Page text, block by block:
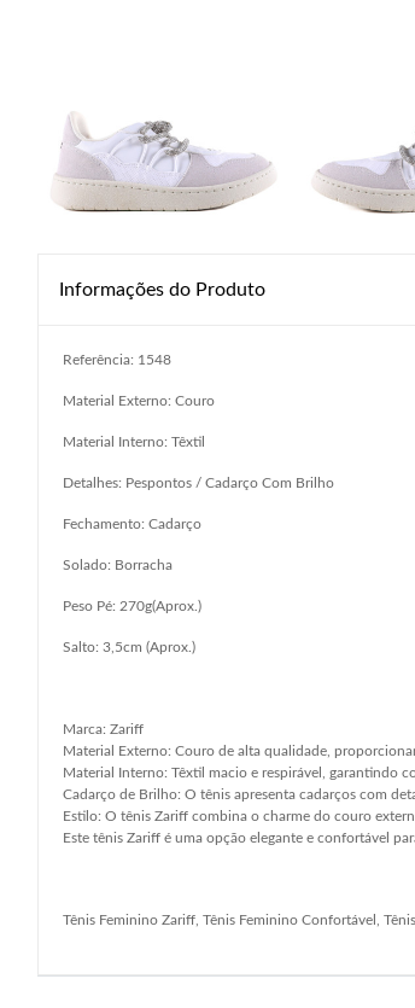
Informações do Produto
Referência: 1548
Material Externo: Couro
Material Interno: Têxtil
Detalhes: Pespontos / Cadarço Com Brilho
Fechamento: Cadarço
Solado: Borracha
Peso Pé: 270g(Aprox.)
Salto: 3,5cm (Aprox.)
Marca: Zariff
Material Externo: Couro de alta qualidade,
Material Interno: Têxtil macio e respirável, garantindo
Cadarço de Brilho: O tênis apresenta cadarços com
Estilo: O tênis Zariff combina o charme do couro
Este tênis Zariff é uma opção elegante e confortável
Tênis Feminino Zariff, Tênis Feminino Confortável,